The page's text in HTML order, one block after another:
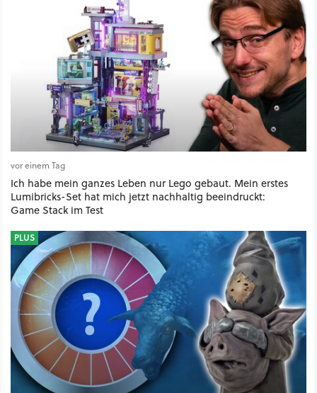
vor einem Tag
Ich habe mein ganzes Leben nur Lego gebaut. Mein erstes
Lumibricks-Set hat mich jetzt nachhaltig beeindruckt:
Game Stack im Test
PLUS